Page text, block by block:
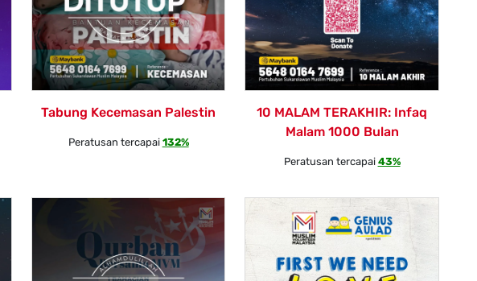
Tabung Kecemasan Palestin
Peratusan tercapai 132%
10 MALAM TERAKHIR: Infaq
Malam 1000 Bulan
Peratusan tercapai 43%